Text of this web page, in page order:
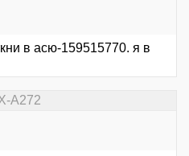
в асю-159515770. я в
A272